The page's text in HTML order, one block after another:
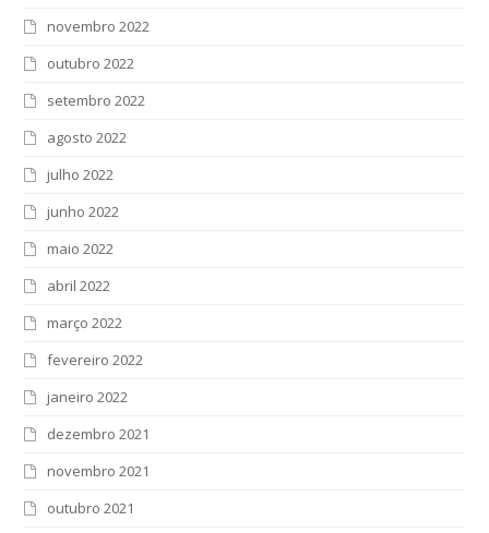
novembro 2022
outubro 2022
setembro 2022
agosto 2022
julho 2022
junho 2022
maio 2022
abril 2022
março 2022
fevereiro 2022
janeiro 2022
dezembro 2021
novembro 2021
outubro 2021